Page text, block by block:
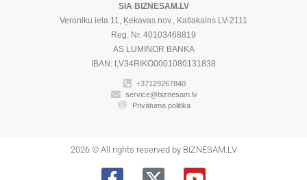
SIA BIZNESAM.LV
Veroniku iela 11, Ķekavas nov., Katlakalns LV-2111
Reg. Nr. 40103468819
AS LUMINOR BANKA
IBAN: LV34RIKO0001080131838
+37129267840
service@biznesam.lv
Privātuma politika
2026 © All rights reserved by BIZNESAM.LV